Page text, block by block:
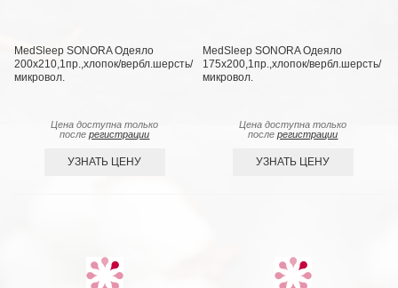
MedSleep SONORA Одеяло
200х210,1пр.,хлопок/вербл.шерсть/
микровол.
Цена доступна только
послерегистрации
УЗНАТЬ ЦЕНУ
MedSleep SONORA Одеяло
175х200,1пр.,хлопок/вербл.шерсть/
микровол.
Цена доступна только
послерегистрации
УЗНАТЬ ЦЕНУ